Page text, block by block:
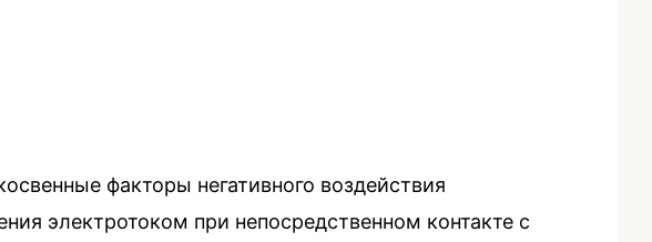
факторы негативного воздействия
электротоком при непосредственном контакте с